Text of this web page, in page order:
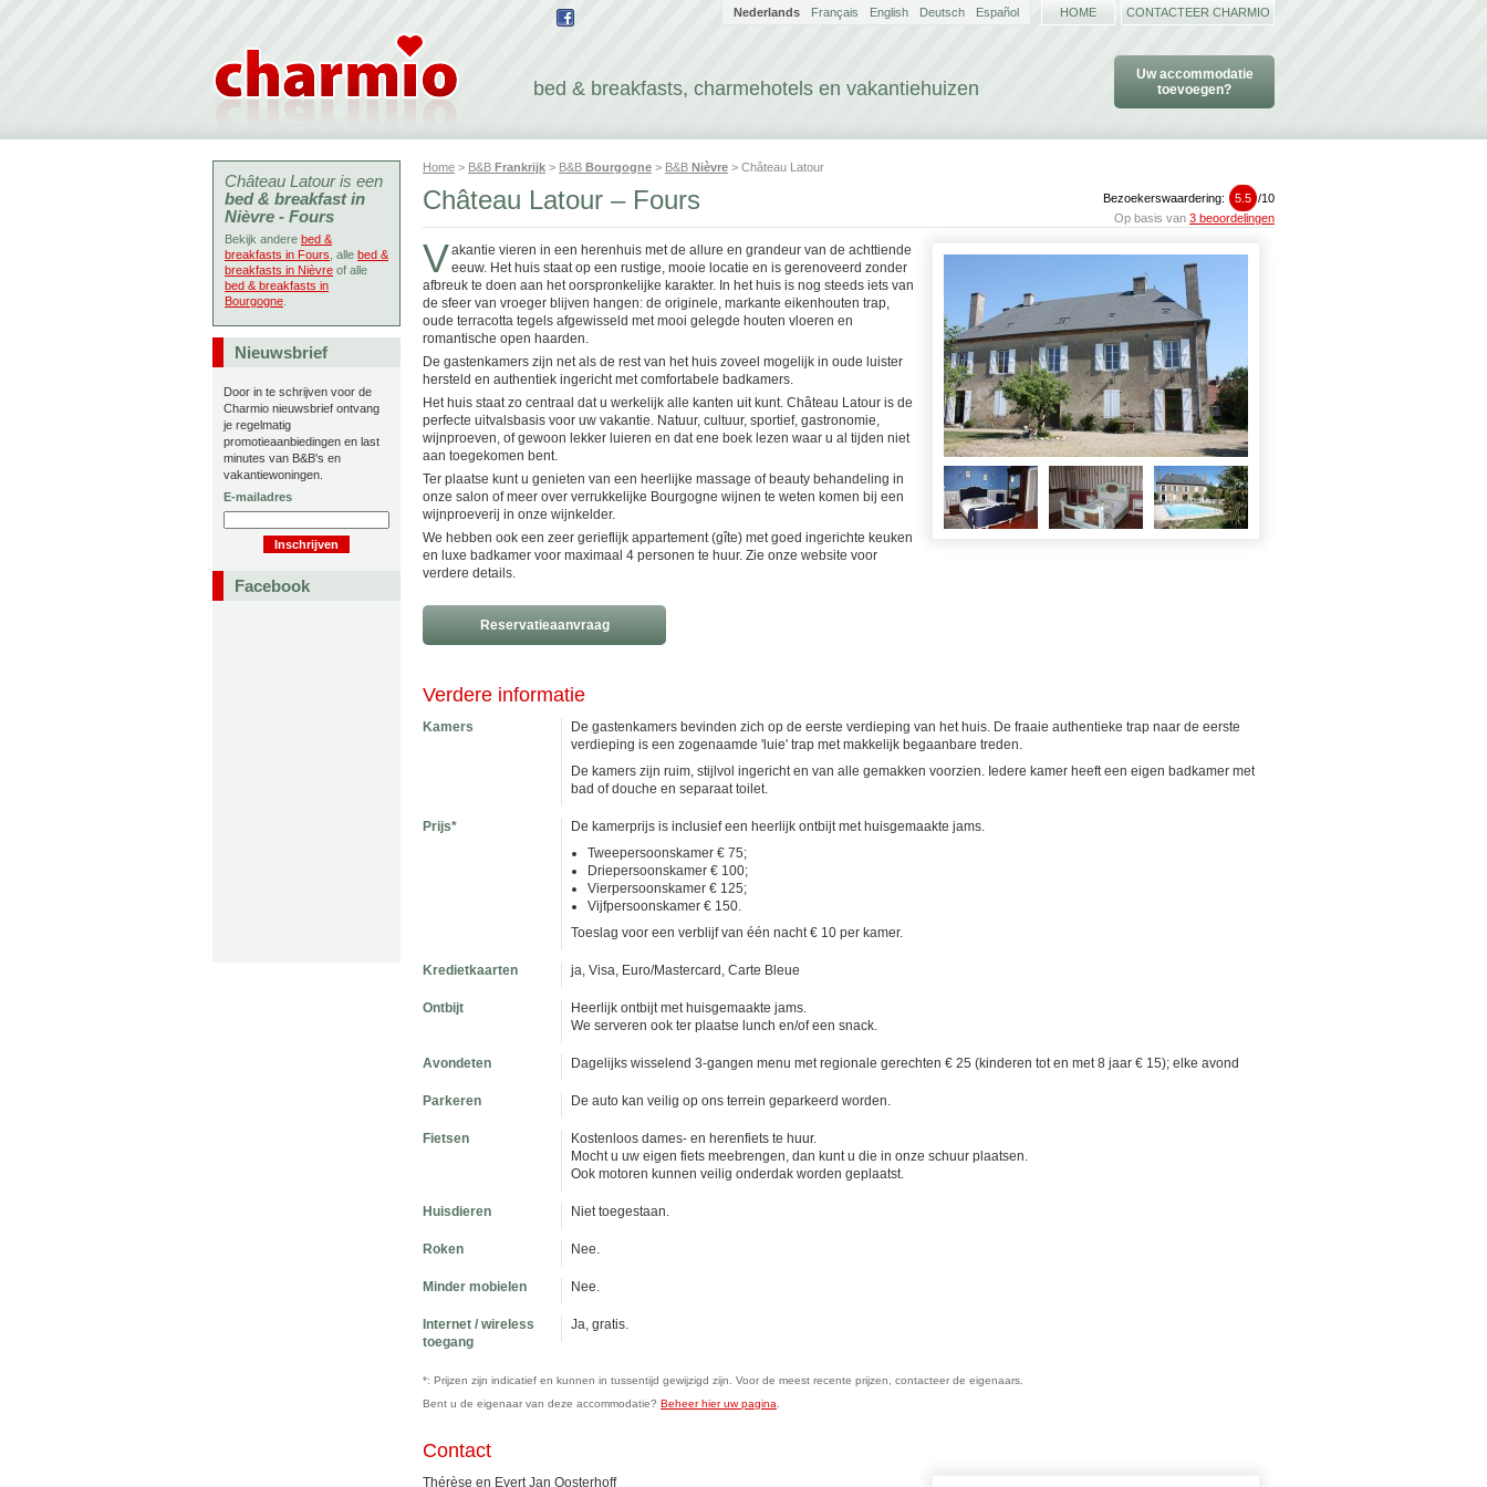
bed & breakfasts, charmehotels en vakantiehuizen
Uw accommodatie
toevoegen?
Nederlands Français English Deutsch Español HOME CONTACTEER CHARMIO
Home > B&B Frankrijk > B&B Bourgogne > B&B Nièvre > Château Latour
Bezoekerswaardering: 5.5 /10
Op basis van 3 beoordelingen
Château Latour – Fours
Vakantie vieren in een herenhuis met de allure en grandeur van de achttiende
eeuw. Het huis staat op een rustige, mooie locatie en is gerenoveerd zonder
afbreuk te doen aan het oorspronkelijke karakter. In het huis is nog steeds iets van
de sfeer van vroeger blijven hangen: de originele, markante eikenhouten trap,
oude terracotta tegels afgewisseld met mooi gelegde houten vloeren en
romantische open haarden.
De gastenkamers zijn net als de rest van het huis zoveel mogelijk in oude luister
hersteld en authentiek ingericht met comfortabele badkamers.
Het huis staat zo centraal dat u werkelijk alle kanten uit kunt. Château Latour is de
perfecte uitvalsbasis voor uw vakantie. Natuur, cultuur, sportief, gastronomie,
wijnproeven, of gewoon lekker luieren en dat ene boek lezen waar u al tijden niet
aan toegekomen bent.
Ter plaatse kunt u genieten van een heerlijke massage of beauty behandeling in
onze salon of meer over verrukkelijke Bourgogne wijnen te weten komen bij een
wijnproeverij in onze wijnkelder.
We hebben ook een zeer gerieflijk appartement (gîte) met goed ingerichte keuken
en luxe badkamer voor maximaal 4 personen te huur. Zie onze website voor
verdere details.
Reservatieaanvraag
Verdere informatie
Kamers
De gastenkamers bevinden zich op de eerste verdieping van het huis. De fraaie authentieke trap naar de eerste
verdieping is een zogenaamde 'luie' trap met makkelijk begaanbare treden.
De kamers zijn ruim, stijlvol ingericht en van alle gemakken voorzien. Iedere kamer heeft een eigen badkamer met
bad of douche en separaat toilet.
Prijs*
De kamerprijs is inclusief een heerlijk ontbijt met huisgemaakte jams.
Tweepersoonskamer € 75;
Driepersoonskamer € 100;
Vierpersoonskamer € 125;
Vijfpersoonskamer € 150.
Toeslag voor een verblijf van één nacht € 10 per kamer.
Kredietkaarten ja, Visa, Euro/Mastercard, Carte Bleue
Ontbijt
Heerlijk ontbijt met huisgemaakte jams.
We serveren ook ter plaatse lunch en/of een snack.
Avondeten Dagelijks wisselend 3-gangen menu met regionale gerechten € 25 (kinderen tot en met 8 jaar € 15); elke avond
Parkeren De auto kan veilig op ons terrein geparkeerd worden.
Fietsen
Kostenloos dames- en herenfiets te huur.
Mocht u uw eigen fiets meebrengen, dan kunt u die in onze schuur plaatsen.
Ook motoren kunnen veilig onderdak worden geplaatst.
Huisdieren Niet toegestaan.
Roken Nee.
Minder mobielen Nee.
Internet / wireless
toegang
Ja, gratis.
*: Prijzen zijn indicatief en kunnen in tussentijd gewijzigd zijn. Voor de meest recente prijzen, contacteer de eigenaars.
Bent u de eigenaar van deze accommodatie? Beheer hier uw pagina
Contact
Thérèse en Evert Jan Oosterhoff
Château Latour is een
bed & breakfast in
Nièvre - Fours
Bekijk andere bed &
breakfasts in Fours , alle bed &
breakfasts in Nièvre of alle
bed & breakfasts in
Bourgogne
Nieuwsbrief
Door in te schrijven voor de
Charmio nieuwsbrief ontvang
je regelmatig
promotieaanbiedingen en last
minutes van B&B's en
vakantiewoningen.
E-mailadres
Facebook